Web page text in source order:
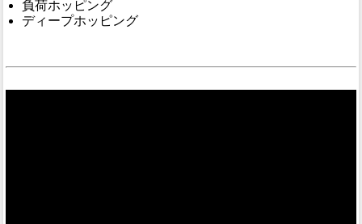
負荷ホッピング
ディープホッピング